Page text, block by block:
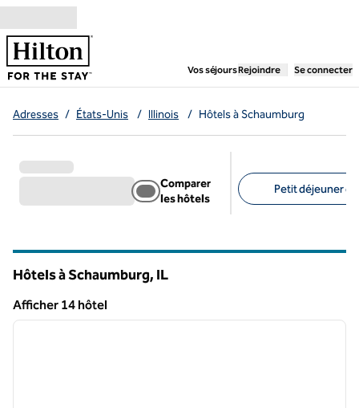
Aller directement au contenu
Vos séjours,ouvre un nouvel
Rejoindre Se connecter
Adresses / États-Unis / Illinois / Hôtels à Schaumburg
Comparer
les hôtels
Petit déjeuner
Hôtels à Schaumburg, IL
Afficher 14 hôtel
Afficher 14 hôtel
1 sur 12